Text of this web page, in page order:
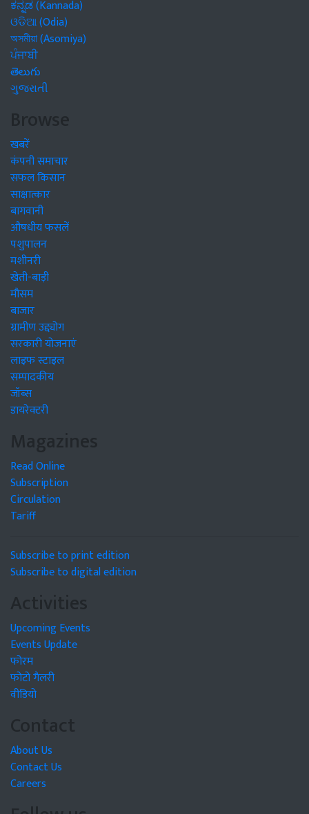
ಕನ್ನಡ (Kannada)
ଓଡିଆ (Odia)
অসমীয়া (Asomiya)
ਪੰਜਾਬੀ
తెలుగు
ગુજરાતી
Browse
खबरें
कंपनी समाचार
सफल किसान
साक्षात्कार
बागवानी
औषधीय फसलें
पशुपालन
मशीनरी
खेती-बाड़ी
मौसम
बाजार
ग्रामीण उद्द्योग
सरकारी योजनाएं
लाइफ स्टाइल
सम्पादकीय
जॉब्स
डायरेक्टरी
Magazines
Read Online
Subscription
Circulation
Tariff
Subscribe to print edition
Subscribe to digital edition
Activities
Upcoming Events
Events Update
फोरम
फोटो गैलरी
वीडियो
Contact
About Us
Contact Us
Careers